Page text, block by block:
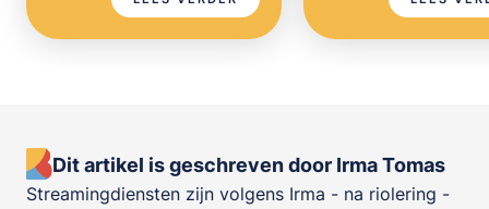
Dit artikel is geschreven door Irma Tomas
Streamingdiensten zijn volgens Irma - na riolering -